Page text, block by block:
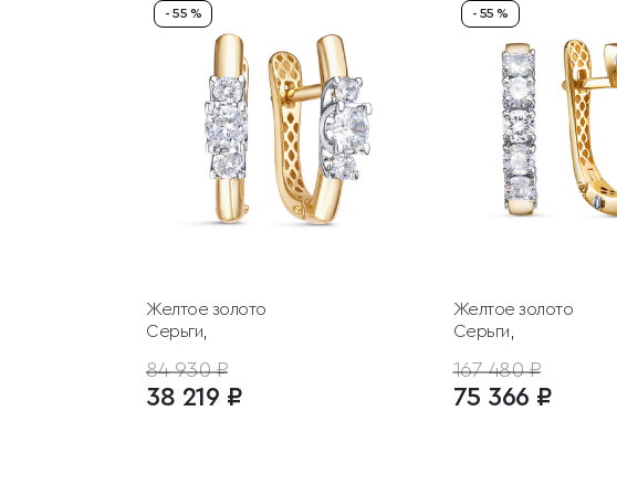
- 55 %
Желтое золото
Серьги,
84 930 ₽
38 219 ₽
- 55 %
Желтое золото
Серьги,
167 480 ₽
75 366 ₽